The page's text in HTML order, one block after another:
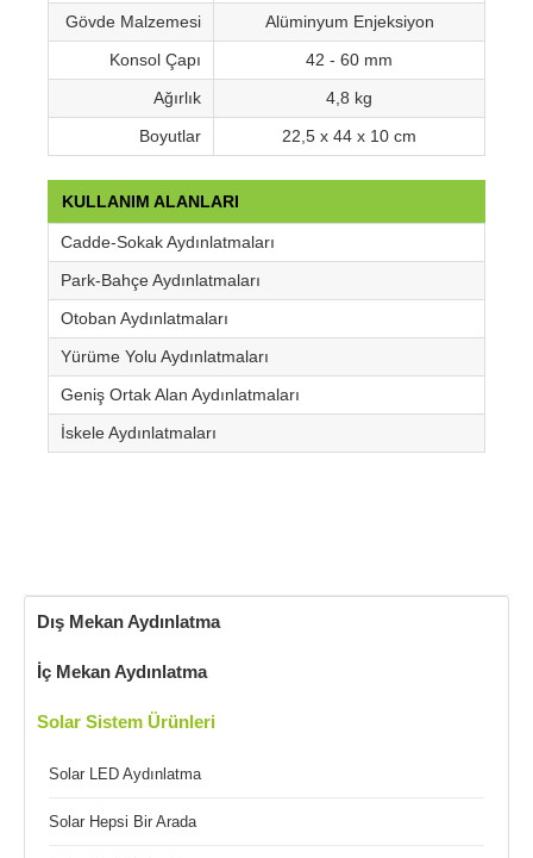
Dış Mekan Aydınlatma
İç Mekan Aydınlatma
Solar Sistem Ürünleri
Solar LED Aydınlatma
Solar Hepsi Bir Arada
Gövde Malzemesi
Alüminyum Enjeksiyon
Konsol Çapı
42 - 60 mm
Ağırlık
4,8 kg
Boyutlar
22,5 x 44 x 10 cm
KULLANIM ALANLARI
Cadde-Sokak Aydınlatmaları
Park-Bahçe Aydınlatmaları
Otoban Aydınlatmaları
Yürüme Yolu Aydınlatmaları
Geniş Ortak Alan Aydınlatmaları
İskele Aydınlatmaları